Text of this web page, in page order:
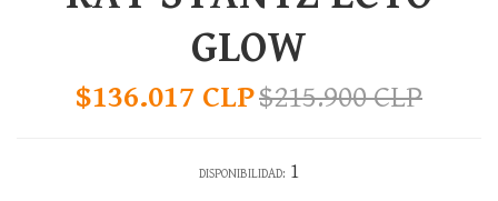
GLOW
$136.017 CLP$215.900 CLP
DISPONIBILIDAD: 1